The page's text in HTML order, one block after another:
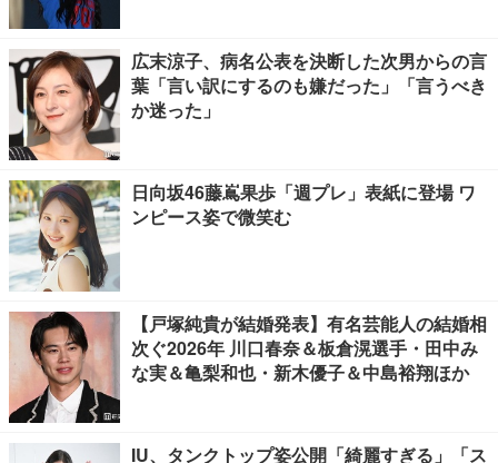
広末涼子、病名公表を決断した次男からの言
葉「言い訳にするのも嫌だった」「言うべき
か迷った」
日向坂46藤嶌果歩「週プレ」表紙に登場 ワ
ンピース姿で微笑む
【戸塚純貴が結婚発表】有名芸能人の結婚相
次ぐ2026年 川口春奈＆板倉滉選手・田中み
な実＆亀梨和也・新木優子＆中島裕翔ほか
IU、タンクトップ姿公開「綺麗すぎる」「ス